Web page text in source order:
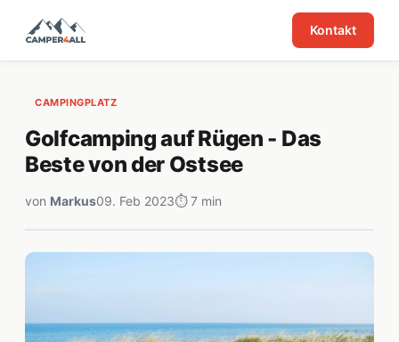
Kontakt
CAMPINGPLATZ
Golfcamping auf Rügen - Das
Beste von der Ostsee
von Markus09. Feb 2023⏱ 7 min